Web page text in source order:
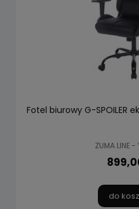
Fotel biurowy G-SPOILER
ZUMA LINE
do